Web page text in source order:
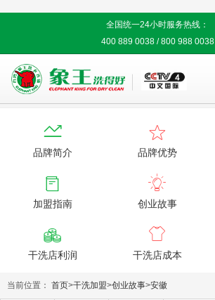
全国统一24小时服务热线：
400 889 0038 / 800 988 0038

品牌简介

品牌优势

加盟指南

创业故事

干洗店利润

干洗店成本
当前位置： 首页>干洗加盟>创业故事>安徽